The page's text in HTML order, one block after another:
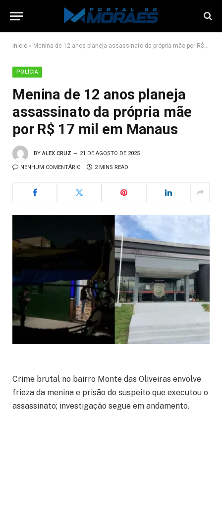
Início » Menina de 12 anos planeja assassinato da própria mãe por R$ 17 mil em Manaus
POLÍCIA
Menina de 12 anos planeja
assassinato da própria mãe
por R$ 17 mil em Manaus
BY ALEX CRUZ 21 DE AGOSTO DE 2025
NENHUM COMENTÁRIO 2 MINS READ
Crime brutal no bairro Monte das Oliveiras envolve
frieza da menina e prisão do suspeito que executou o
assassinato; investigação segue em andamento.